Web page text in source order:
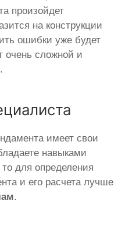
произойдет
на конструкции
ошибки уже будет
очень сложной и
имеет свои
навыками
для определения
и его расчета лучше
.